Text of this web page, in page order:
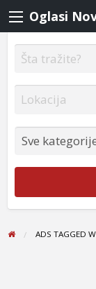
Oglasi
ADS TAGGED